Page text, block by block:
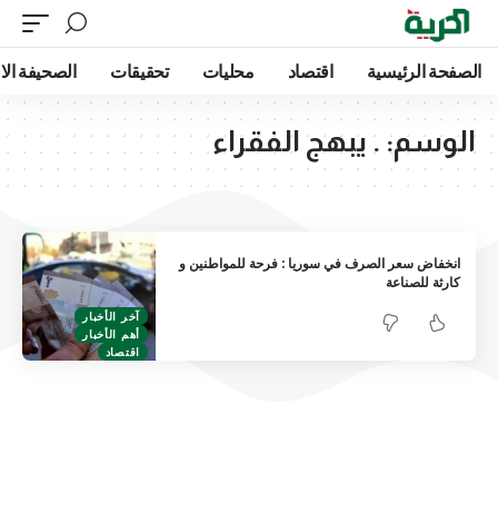
الصفحة الرئيسية اقتصاد محليات تحقيقات الصحيفة
الوسم: . يبهج الفقراء
آخر الأخبار
أهم الأخبار
اقتصاد
انخفاض سعر الصرف في سوريا : فرحة للمواطنين و
كارثة للصناعة